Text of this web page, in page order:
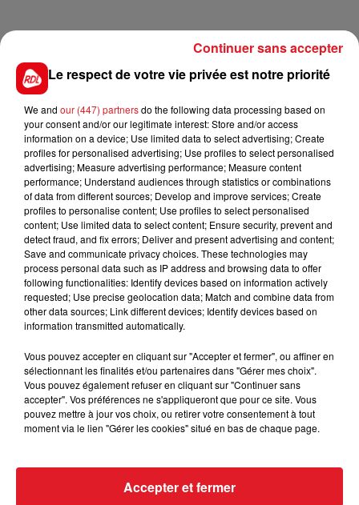
Ces meubles/objets vous font de l'œil ? Adjugé, les
enchères sont lancées !
FIL D'ACTUS
Le respect de votre vie privée est notre priorité
We and our (447) partnersdo the following data processing based on
your consent and/or our legitimate interest: Store and/or access
information on a device; Use limited data to select advertising; Create
profiles for personalised advertising; Use profiles to select personalised
advertising; Measure advertising performance; Measure content
performance; Understand audiences through statistics or combinations
of data from different sources; Develop and improve services; Create
profiles to personalise content; Use profiles to select personalised
content; Use limited data to select content; Ensure security, prevent and
detect fraud, and fix errors; Deliver and present advertising and content;
Save and communicate privacy choices. These technologies may
process personal data such as IP address and browsing data to offer
following functionalities: Identify devices based on information actively
requested; Use precise geolocation data; Match and combine data from
other data sources; Link different devices; Identify devices based on
information transmitted automatically.
Vous pouvez accepter en cliquant sur "Accepter et fermer", ou affiner en
sélectionnant les finalités et/ou partenaires dans "Gérer mes choix".
Vous pouvez également refuser en cliquant sur "Continuer sans
accepter". Vos préférences ne s'appliqueront que pour ce site. Vous
pouvez mettre à jour vos choix, ou retirer votre consentement à tout
moment via le lien "Gérer les cookies" situé en bas de chaque page.
Accepter et fermer
Continuer sans accepter